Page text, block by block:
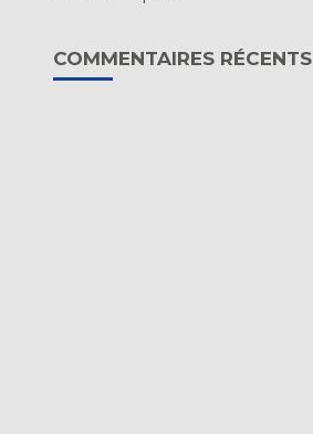
COMMENTAIRES RÉCENTS